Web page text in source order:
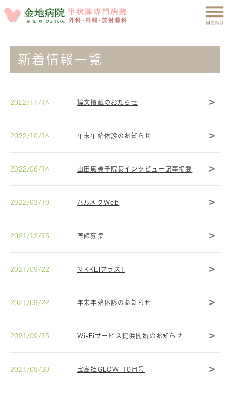
新着情報一覧
2022/11/14 論文掲載のお知らせ
2022/10/14 年末年始休診のお知らせ
2022/06/14 山田惠美子院長インタビュー記事掲載
2022/03/10 ハルメクWeb
2021/12/15 医師募集
2021/09/22 NIKKEIプラス1
2021/09/22 年末年始休診のお知らせ
2021/09/15 Wi-Fiサービス提供開始のお知らせ
2021/08/30 宝島社GLOW 10月号